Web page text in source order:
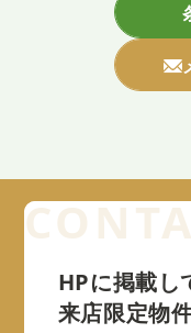
HPに掲載し
来店限定物